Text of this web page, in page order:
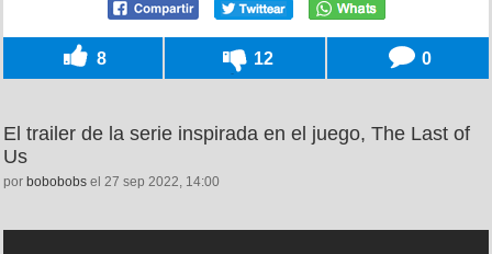
8 12 0
El trailer de la serie inspirada en el juego, The Last of
Us
por bobobobs el 27 sep 2022, 14:00